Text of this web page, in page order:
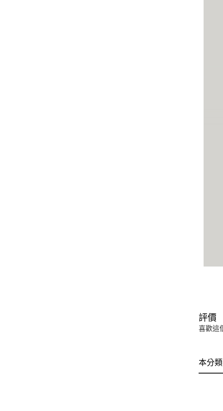
評價
喜歡這
本分